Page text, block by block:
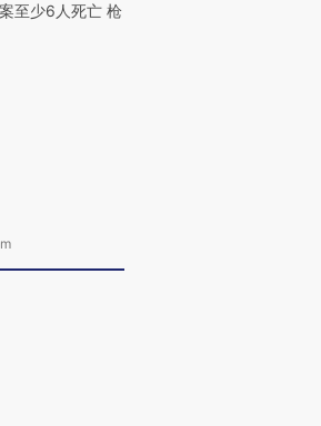
至少6人死亡 枪